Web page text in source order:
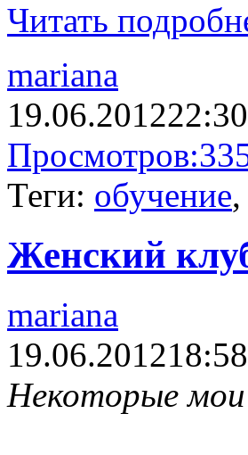
Читать
mariana
19.06.201222:30
Просмотров:
Теги: обучение,
Женский
mariana
19.06.201218:58
Некоторые